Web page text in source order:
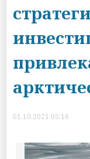
01.10.2021 05:16